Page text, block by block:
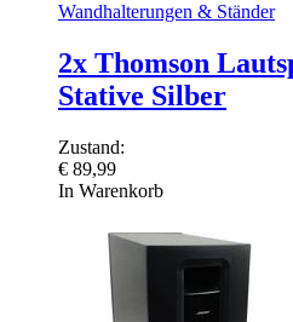
Wandhalterungen & Ständer
2x Thomson
Stative Silber
Zustand:
€ 89,99
In Warenkorb